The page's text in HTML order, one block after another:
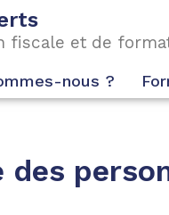
fiscale et de
nous ?
des